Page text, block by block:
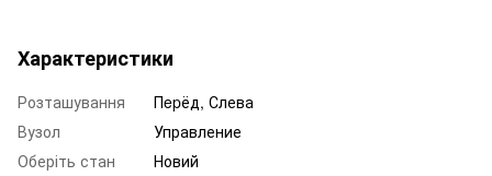
Характеристики
Розташування
Пepёд, Слева
Вузол
Управление
Оберіть стан
Новий